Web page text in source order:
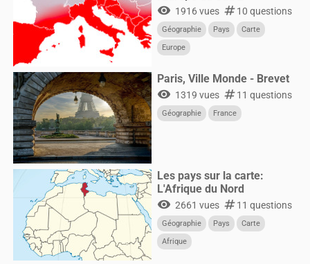
visibility 1916 vues numbers10 questions
Géographie Pays
Carte
Europe
Paris, Ville Monde - Brevet
visibility 1319 vues numbers11 questions
Géographie France
Les pays sur la carte:
L'Afrique du Nord
visibility 2661 vues numbers11 questions
Géographie Pays
Carte
Afrique